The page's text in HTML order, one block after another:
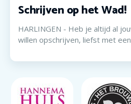
Schrijven op het Wad!
HARLINGEN - Heb je altijd al
willen opschrijven, liefst met